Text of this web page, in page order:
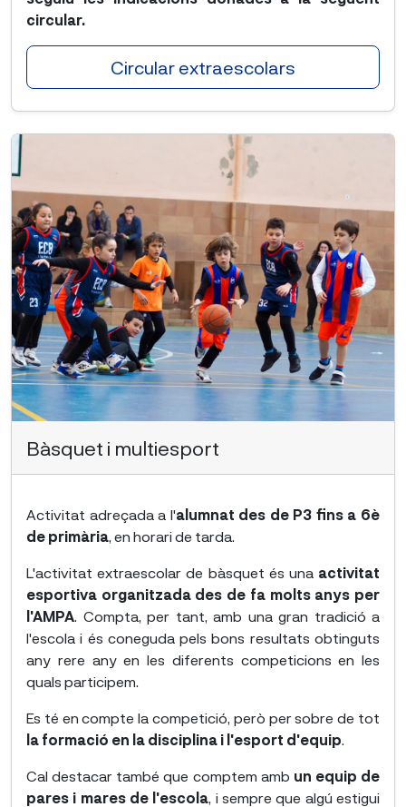
circular.
Circular extraescolars
Bàsquet i multiesport
Activitat adreçada a l'alumnat des de P3 fins a 6è
de primària, en horari de tarda.
L'activitat extraescolar de bàsquet és una activitat
esportiva organitzada des de fa molts anys per
l'AMPA. Compta, per tant, amb una gran tradició a
l'escola i és coneguda pels bons resultats obtinguts
any rere any en les diferents competicions en les
quals participem.
Es té en compte la competició, però per sobre de tot
la formació en la disciplina i l'esport d'equip.
Cal destacar també que comptem amb un equip de
pares i mares de l'escola, i sempre que algú estigui